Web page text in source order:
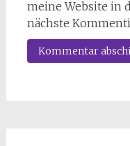
meine Website in
nächste